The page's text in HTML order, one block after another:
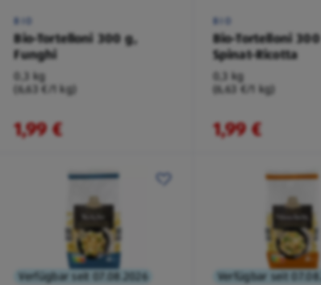
BIO
Bio-Tortelloni 300 g,
Funghi
0,3 kg
(6,63 €/1 kg)
1,99 €
BIO
Bio-Tortelloni
Spinat-Ricotta
0,3 kg
(6,63 €/1 kg)
1,99 €
Verfügbar seit 07.08.2026
Verfügbar seit